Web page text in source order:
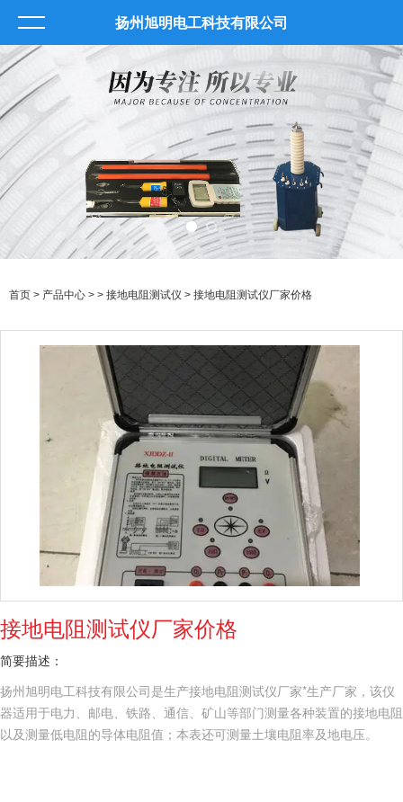
扬州旭明电工科技有限公司
首页 > 产品中心 > > 接地电阻测试仪 > 接地电阻测试仪厂家价格
接地电阻测试仪厂家价格
简要描述：
扬州旭明电工科技有限公司是生产接地电阻测试仪厂家*生产厂家，该仪
器适用于电力、邮电、铁路、通信、矿山等部门测量各种装置的接地电阻
以及测量低电阻的导体电阻值；本表还可测量土壤电阻率及地电压。